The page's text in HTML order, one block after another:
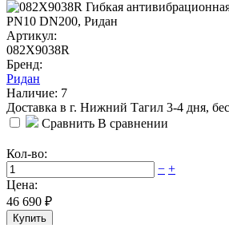
Артикул:
082X9038R
Бренд:
Ридан
Наличие: 7
Доставка в г. Нижний Тагил 3-4 дня,
Сравнить В сравнении
Кол-во:
− +
Цена:
46 690 ₽
Купить